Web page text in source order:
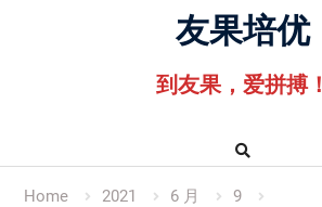
友果培优
到友果，爱拼搏！
Home 2021 6 月
9